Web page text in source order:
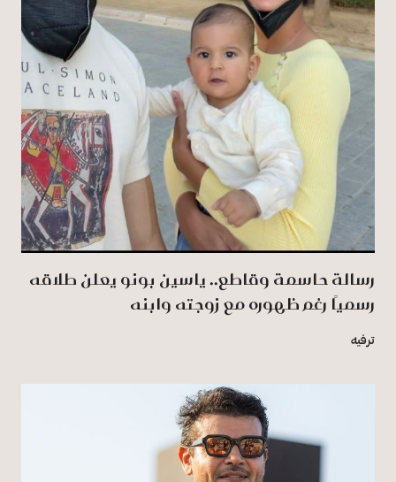
رسالة حاسمة وقاطع.. ياسين بونو يعلن طلاقه
رسميًا رغم ظهوره مع زوجته وابنه
ترفيه